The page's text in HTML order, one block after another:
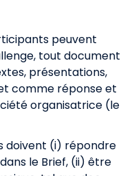
peuvent
tout document
présentations,
comme réponse et
organisatrice (le
doivent (i) répondre
le Brief, (ii) être